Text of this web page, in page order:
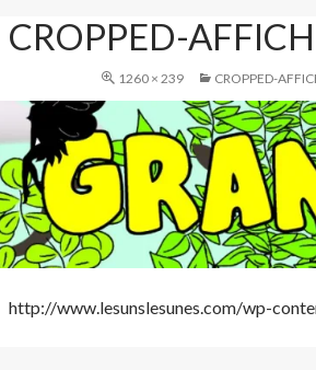
CROPPED-
1260 × 239 CROPPED-
http://www.lesunslesunes.com/wp-